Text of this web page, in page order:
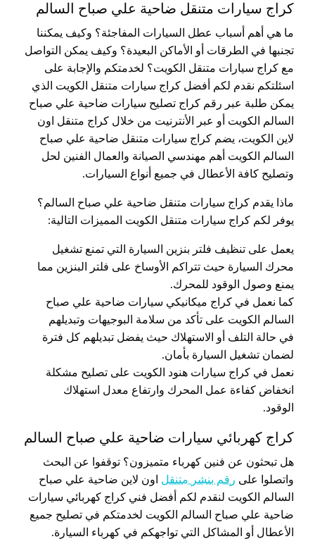
كراج سيارات متنقل ضاحية علي صباح السالم
ما هي أهم أسباب عطل السيارات المفاجئة؟ وكيف يمكننا
تجنبها في الطرقات أو الأماكن البعيدة؟ وكيف يمكن التواصل
مع كراج سيارات متنقل الكويت؟ لخدمتكم والإجابة على
اسئلتكم نقدم لكم أفضل كراج سيارات متنقل الكويت الذي
يمكن طلبة عبر رقم كراج تصليح سيارات ضاحية علي صباح
السالم الكويت أو عبر الأنترنيت من خلال كراج متنقل اون
لاين الكويت، يضم كراج سيارات متنقل ضاحية علي صباح
السالم الكويت أهم مهندسي الصيانة والعمال الفنين لحل
وتصليح كافة الأعطال في جميع أنواع السيارات.
ماذا يقدم كراج سيارات متنقل ضاحية علي صباح السالم؟
يوفر لكم كراج سيارات متنقل الكويت المميزات التالية:
يعمل على تنظيف فلتر بنزين السيارة التي تمنع تشغيل
محرك السيارة حيث تتراكم الأوساخ على فلتر البنزين مما
يمنع وصول الوقود للمحرك.
كما نعمل في كراج ميكانيكي سيارات ضاحية علي صباح
السالم الكويت على تأكد من سلامة البوجيهات وتبديلهم
في حالة التلف أو الاستهلاك حيث يفضل تبديلهم كل فترة
لضمان تشغيل السيارة بأمان.
نعمل في كراج سيارات هنود الكويت على تصليح مشكلة
انخفاض كفاءة عمل المحرك وارتفاع معدل استهلاك
الوقود.
كراج كهربائي سيارات ضاحية علي صباح السالم
هل تبحثون عن فنين كهرباء متميزون؟ توقفوا عن البحث
واتصلوا على رقم بنشر متنقل اون لاين ضاحية علي صباح
السالم الكويت لنقدم لكم أفضل فني كراج كهربائي سيارات
ضاحية علي صباح السالم الكويت لخدمتكم في تصليح جميع
الأعطال أو المشاكل التي تواجهكم في كهرباء السيارة.